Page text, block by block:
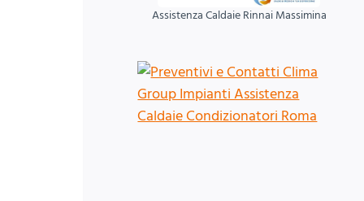
Assistenza Caldaie Rinnai Massimina